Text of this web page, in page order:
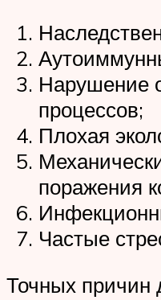
Нарушение
процессов;
Плохая
поражения
Частые
Точных причин